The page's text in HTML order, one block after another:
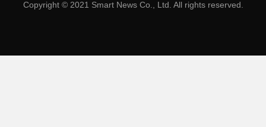
Copyright © 2021 Smart News Co., Ltd. All rights reserved.